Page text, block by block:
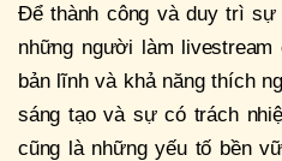
Để thành công và duy trì sự
những người làm
bản lĩnh và khả năng thích
sáng tạo và sự có trách
cũng là những yếu tố bền